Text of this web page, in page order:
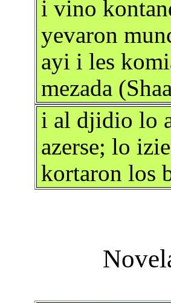
i vino
yevaron
ayi i les
mezada
i al djidio lo
azerse; lo
kortaron los